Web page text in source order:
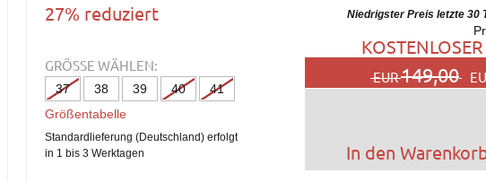
27% reduziert Niedrigster Preis letzte 30
GRÖSSE WÄHLEN:
37 38 39 40
41
Größentabelle
Standardlieferung (Deutschland) erfolgt
in 1 bis 3 Werktagen
EUR149,00